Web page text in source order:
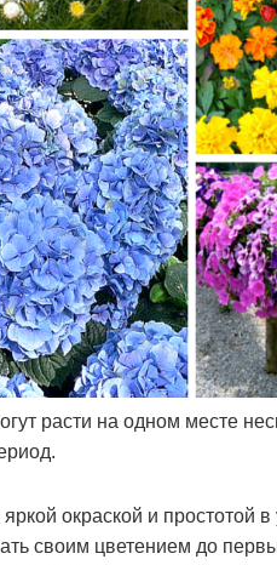
расти на одном месте
окраской и простотой
своим цветением до